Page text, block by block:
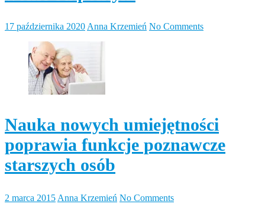
17 października 2020 Anna Krzemień No Comments
Nauka nowych umiejętności
poprawia funkcje poznawcze
starszych osób
2 marca 2015 Anna Krzemień No Comments